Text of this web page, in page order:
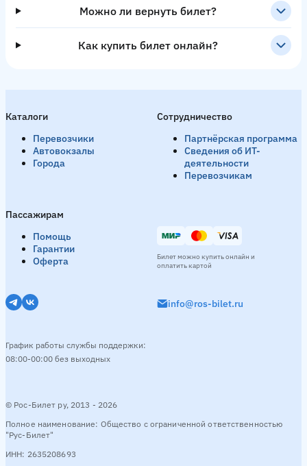
Можно ли вернуть билет?
Как купить билет онлайн?
Каталоги
Перевозчики
Автовокзалы
Города
Пассажирам
Помощь
Гарантии
Оферта
Сотрудничество
Партнёрская программа
Сведения об ИТ-
деятельности
Перевозчикам
© Рос-Билет ру, 2013 - 2026
Полное наименование: Общество с ограниченной ответственностью
"Рус-Билет"
ИНН: 2635208693
info@ros-bilet.ru
График работы службы поддержки:
08:00-00:00 без выходных
Билет можно купить онлайн и
оплатить картой